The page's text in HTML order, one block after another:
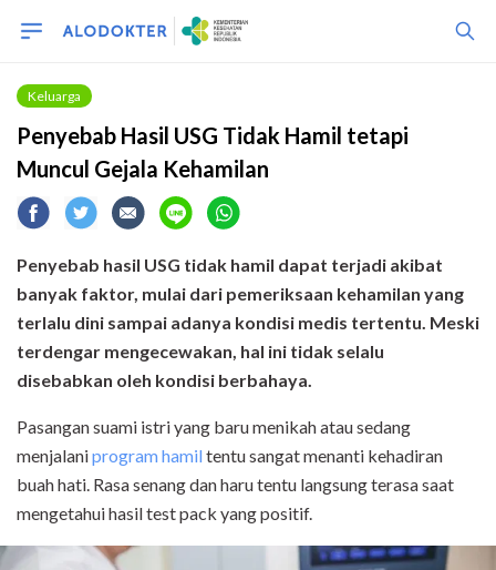
Keluarga
Penyebab Hasil USG Tidak Hamil tetapi
Muncul Gejala Kehamilan
Penyebab hasil USG tidak hamil dapat terjadi akibat
banyak faktor, mulai dari pemeriksaan kehamilan yang
terlalu dini sampai adanya kondisi medis tertentu. Meski
terdengar mengecewakan, hal ini tidak selalu
disebabkan oleh kondisi berbahaya.
Pasangan suami istri yang baru menikah atau sedang
menjalaniprogram hamiltentu sangat menanti kehadiran
buah hati. Rasa senang dan haru tentu langsung terasa saat
mengetahui hasil test pack yang positif.